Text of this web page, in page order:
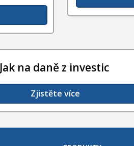
Jak na daně z investic
Zjistěte více